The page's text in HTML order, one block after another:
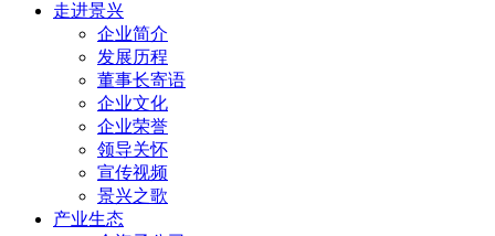
走进景兴
企业简介
发展历程
董事长寄语
企业文化
企业荣誉
领导关怀
宣传视频
景兴之歌
产业生态